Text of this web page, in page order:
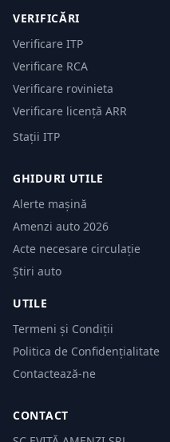
VERIFICĂRI
Verificare ITP
Verificare RCA
Verificare rovinieta
Verificare licență ARR
Stații ITP
GHIDURI UTILE
Alerte mașină
Amenzi auto 2026
Acte necesare circulație
Știri auto
UTILE
Termeni și Condiții
Politica de Confidențialitate
Contactează-ne
CONTACT